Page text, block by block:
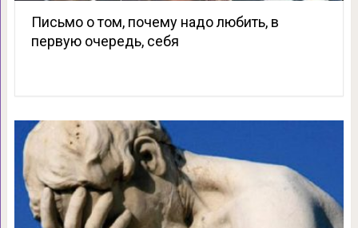
Письмо о том, почему надо любить, в
первую очередь, себя